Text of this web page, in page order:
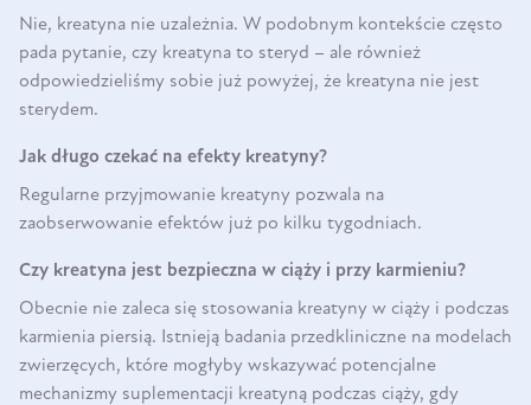
Nie, kreatyna nie uzależnia. W podobnym kontekście często
pada pytanie, czy kreatyna to steryd – ale również
odpowiedzieliśmy sobie już powyżej, że kreatyna nie jest
sterydem.
Jak długo czekać na efekty kreatyny?
Regularne przyjmowanie kreatyny pozwala na
zaobserwowanie efektów już po kilku tygodniach.
Czy kreatyna jest bezpieczna w ciąży i przy karmieniu?
Obecnie nie zaleca się stosowania kreatyny w ciąży i podczas
karmienia piersią. Istnieją badania przedkliniczne na modelach
zwierzęcych, które mogłyby wskazywać potencjalne
mechanizmy suplementacji kreatyną podczas ciąży, gdy